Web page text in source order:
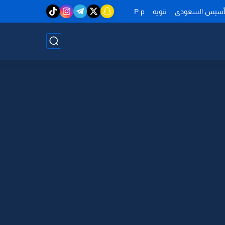
السعودي تنويه P p